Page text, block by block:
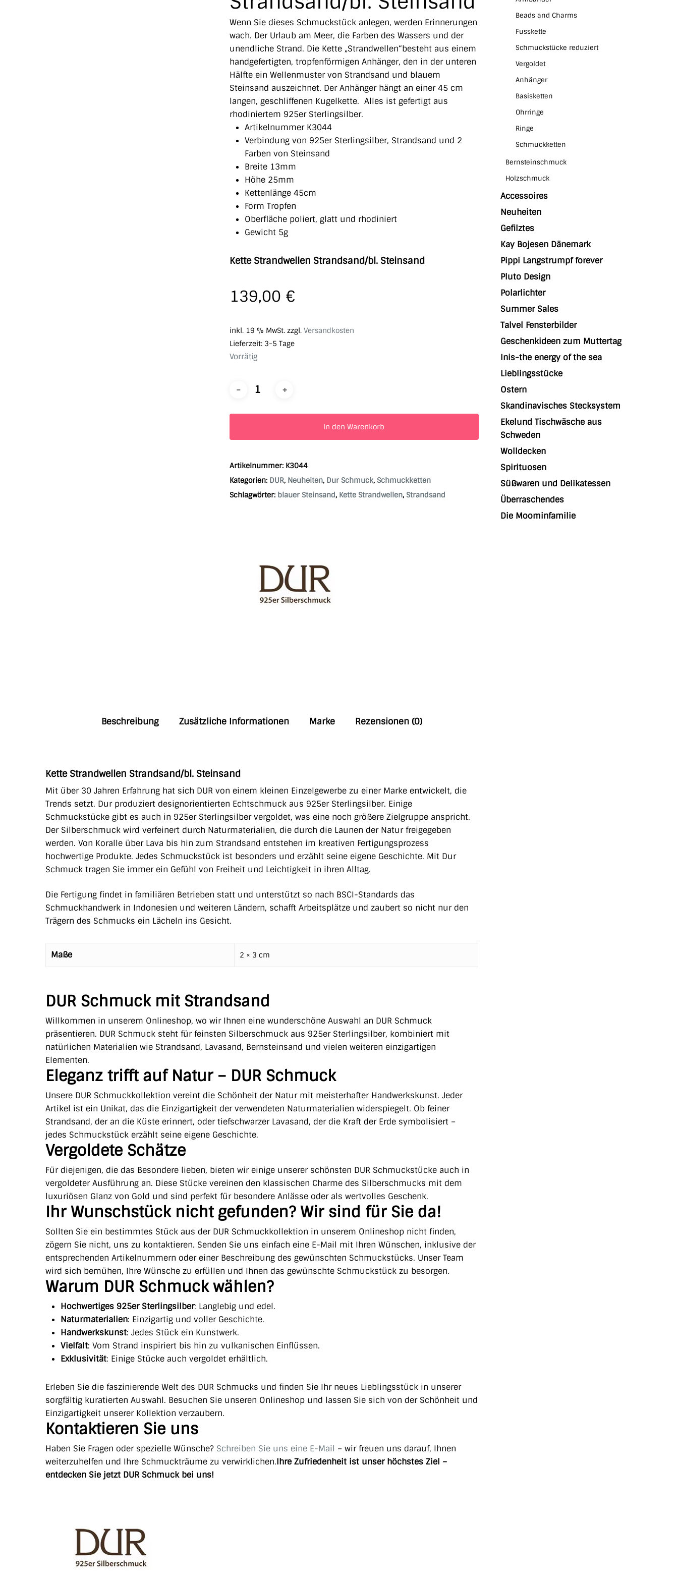
Wenn Sie dieses Schmuckstück anlegen, werden Erinnerungen
wach. Der Urlaub am Meer, die Farben des Wassers und der
unendliche Strand. Die Kette „Strandwellen“besteht aus einem
handgefertigten, tropfenförmigen Anhänger, den in der unteren
Hälfte ein Wellenmuster von Strandsand und blauem
Steinsand auszeichnet. Der Anhänger hängt an einer 45 cm
langen, geschliffenen Kugelkette. Alles ist gefertigt aus
rhodiniertem 925er Sterlingsilber.
Artikelnummer K3044
Verbindung von 925er Sterlingsilber, Strandsand und 2
Farben von Steinsand
Breite 13mm
Höhe 25mm
Kettenlänge 45cm
Form Tropfen
Oberfläche poliert, glatt und rhodiniert
Gewicht 5g
Kette Strandwellen Strandsand/bl. Steinsand
139,00 €
inkl. 19 % MwSt. zzgl. Versandkosten
Lieferzeit: 3-5 Tage
Vorrätig
In den Warenkorb
Artikelnummer: K3044
Kategorien: DUR, Neuheiten, Dur Schmuck, Schmuckketten
Schlagwörter: blauer Steinsand, Kette Strandwellen, Strandsand
Beschreibung Zusätzliche Informationen Marke Rezensionen (0)
Kette Strandwellen Strandsand/bl. Steinsand
Mit über 30 Jahren Erfahrung hat sich DUR von einem kleinen Einzelgewerbe zu einer Marke entwickelt, die
Trends setzt. Dur produziert designorientierten Echtschmuck aus 925er Sterlingsilber. Einige
Schmuckstücke gibt es auch in 925er Sterlingsilber vergoldet, was eine noch größere Zielgruppe anspricht.
Der Silberschmuck wird verfeinert durch Naturmaterialien, die durch die Launen der Natur freigegeben
werden. Von Koralle über Lava bis hin zum Strandsand entstehen im kreativen Fertigungsprozess
hochwertige Produkte. Jedes Schmuckstück ist besonders und erzählt seine eigene Geschichte. Mit Dur
Schmuck tragen Sie immer ein Gefühl von Freiheit und Leichtigkeit in ihren Alltag.
Die Fertigung findet in familiären Betrieben statt und unterstützt so nach BSCI-Standards das
Schmuckhandwerk in Indonesien und weiteren Ländern, schafft Arbeitsplätze und zaubert so nicht nur den
Trägern des Schmucks ein Lächeln ins Gesicht.
Maße 2 × 3 cm
DUR Schmuck mit Strandsand
Willkommen in unserem Onlineshop, wo wir Ihnen eine wunderschöne Auswahl an DUR Schmuck
präsentieren. DUR Schmuck steht für feinsten Silberschmuck aus 925er Sterlingsilber, kombiniert mit
natürlichen Materialien wie Strandsand, Lavasand, Bernsteinsand und vielen weiteren einzigartigen
Elementen.
Eleganz trifft auf Natur – DUR Schmuck
Unsere DUR Schmuckkollektion vereint die Schönheit der Natur mit meisterhafter Handwerkskunst. Jeder
Artikel ist ein Unikat, das die Einzigartigkeit der verwendeten Naturmaterialien widerspiegelt. Ob feiner
Strandsand, der an die Küste erinnert, oder tiefschwarzer Lavasand, der die Kraft der Erde symbolisiert –
jedes Schmuckstück erzählt seine eigene Geschichte.
Vergoldete Schätze
Für diejenigen, die das Besondere lieben, bieten wir einige unserer schönsten DUR Schmuckstücke auch in
vergoldeter Ausführung an. Diese Stücke vereinen den klassischen Charme des Silberschmucks mit dem
luxuriösen Glanz von Gold und sind perfekt für besondere Anlässe oder als wertvolles Geschenk.
Ihr Wunschstück nicht gefunden? Wir sind für Sie da!
Sollten Sie ein bestimmtes Stück aus der DUR Schmuckkollektion in unserem Onlineshop nicht finden,
zögern Sie nicht, uns zu kontaktieren. Senden Sie uns einfach eine E-Mail mit Ihren Wünschen, inklusive der
entsprechenden Artikelnummern oder einer Beschreibung des gewünschten Schmuckstücks. Unser Team
wird sich bemühen, Ihre Wünsche zu erfüllen und Ihnen das gewünschte Schmuckstück zu besorgen.
Warum DUR Schmuck wählen?
Hochwertiges 925er Sterlingsilber: Langlebig und edel.
Naturmaterialien: Einzigartig und voller Geschichte.
Handwerkskunst: Jedes Stück ein Kunstwerk.
Vielfalt: Vom Strand inspiriert bis hin zu vulkanischen Einflüssen.
Exklusivität: Einige Stücke auch vergoldet erhältlich.
Erleben Sie die faszinierende Welt des DUR Schmucks und finden Sie Ihr neues Lieblingsstück in unserer
sorgfältig kuratierten Auswahl. Besuchen Sie unseren Onlineshop und lassen Sie sich von der Schönheit und
Einzigartigkeit unserer Kollektion verzaubern.
Kontaktieren Sie uns
Haben Sie Fragen oder spezielle Wünsche? Schreiben Sie uns eine E-Mail – wir freuen uns darauf, Ihnen
weiterzuhelfen und Ihre Schmuckträume zu verwirklichen.Ihre Zufriedenheit ist unser höchstes Ziel –
entdecken Sie jetzt DUR Schmuck bei uns!
Beads and Charms
Fusskette
Schmuckstücke reduziert
Vergoldet
Anhänger
Basisketten
Ohrringe
Ringe
Schmuckketten
Bernsteinschmuck
Holzschmuck
Accessoires
Neuheiten
Gefilztes
Kay Bojesen Dänemark
Pippi Langstrumpf forever
Pluto Design
Polarlichter
Summer Sales
Talvel Fensterbilder
Geschenkideen zum Muttertag
Inis-the energy of the sea
Lieblingsstücke
Ostern
Skandinavisches Stecksystem
Ekelund Tischwäsche aus
Schweden
Wolldecken
Spirituosen
Süßwaren und Delikatessen
Überraschendes
Die Moominfamilie